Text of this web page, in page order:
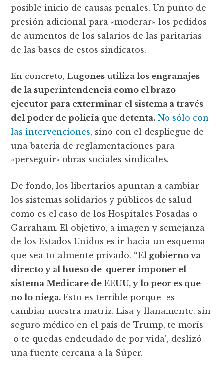
posible inicio de causas penales. Un punto de
presión adicional para «moderar» los pedidos
de aumentos de los salarios de las paritarias
de las bases de estos sindicatos.
En concreto, Lugones utiliza los engranajes
de la superintendencia como el brazo
ejecutor para exterminar el sistema a través
del poder de policía que detenta. No sólo con
las intervenciones, sino con el despliegue de
una batería de reglamentaciones para
«perseguir» obras sociales sindicales.
De fondo, los libertarios apuntan a cambiar
los sistemas solidarios y públicos de salud
como es el caso de los Hospitales Posadas o
Garraham. El objetivo, a imagen y semejanza
de los Estados Unidos es ir hacia un esquema
que sea totalmente privado. “El gobierno va
directo y al hueso de querer imponer el
sistema Medicare de EEUU, y lo peor es que
no lo niega. Esto es terrible porque es
cambiar nuestra matriz. Lisa y llanamente. sin
seguro médico en el país de Trump, te morís
o te quedas endeudado de por vida”, deslizó
una fuente cercana a la Súper.